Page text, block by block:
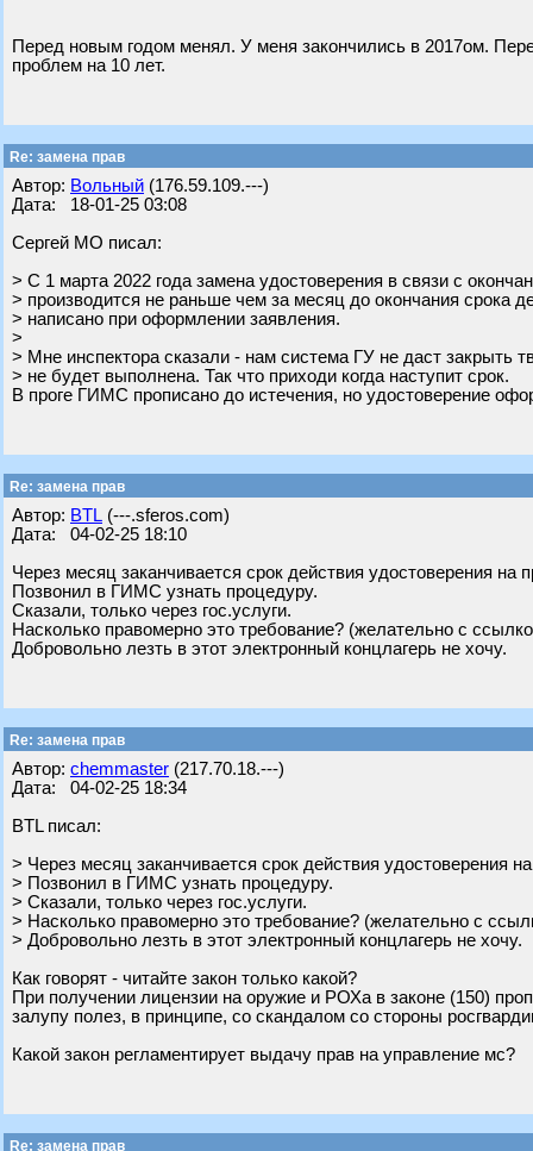
Перед новым годом менял. У меня закончились в 2017ом.
проблем на 10 лет.
Re: замена прав
Автор: Вольный (176.59.109.---)
Дата: 18-01-25 03:08
Сергей МО писал:
> С 1 марта 2022 года замена удостоверения в связи с
> производится не раньше чем за месяц до окончания срока
> написано при оформлении заявления.
>
> Мне инспектора сказали - нам система ГУ не даст закрыть
> не будет выполнена. Так что приходи когда наступит срок.
В проге ГИМС прописано до истечения, но удостоверение
Re: замена прав
Автор: BTL (---.sferos.com)
Дата: 04-02-25 18:10
Через месяц заканчивается срок действия удостоверения на
Позвонил в ГИМС узнать процедуру.
Сказали, только через гос.услуги.
Насколько правомерно это требование? (желательно с
Добровольно лезть в этот электронный концлагерь не хочу.
Re: замена прав
Автор: chemmaster (217.70.18.---)
Дата: 04-02-25 18:34
BTL писал:
> Через месяц заканчивается срок действия удостоверения
> Позвонил в ГИМС узнать процедуру.
> Сказали, только через гос.услуги.
> Насколько правомерно это требование? (желательно с
> Добровольно лезть в этот электронный концлагерь не хочу.
Как говорят - читайте закон только какой?
При получении лицензии на оружие и РОХа в законе (150)
залупу полез, в принципе, со скандалом со стороны
Какой закон регламентирует выдачу прав на управление мс?
Re: замена прав